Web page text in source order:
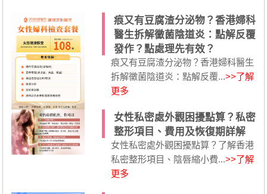
痕又有豆腐渣分泌物？香港婦科
醫生拆解黴菌陰道炎：點解反覆
發作？點處理先有效？
痕又有豆腐渣分泌物？香港婦科醫生
拆解黴菌陰道炎：點解反覆...>>了解
更多
女性私密處外觀困擾點算？私密
整形項目、費用及恢復期詳解
女性私密處外觀困擾點算？了解香港
私密整形項目、陰唇縮小費...>>了解
更多